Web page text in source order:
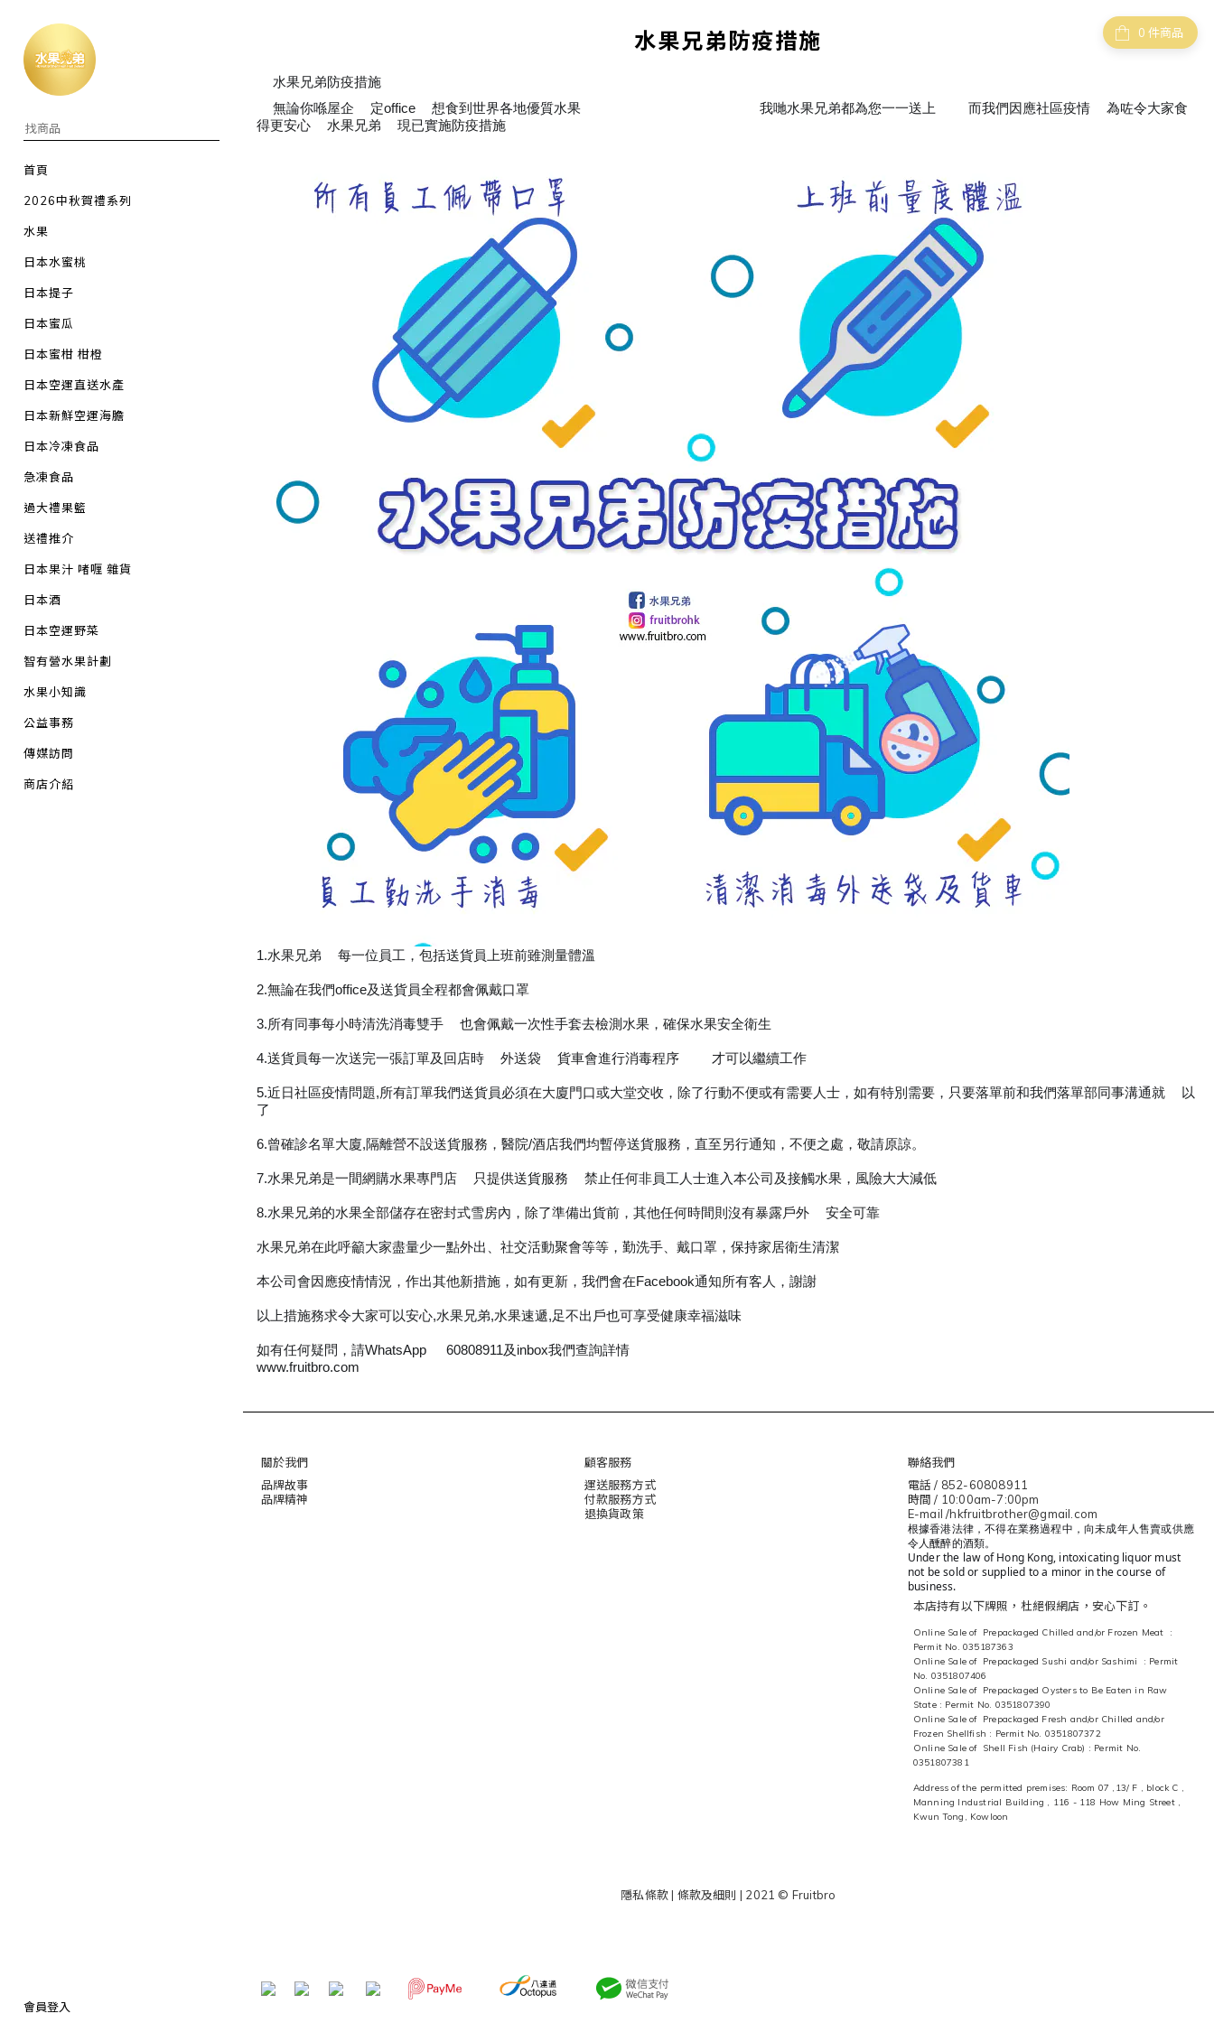
首頁
2026中秋賀禮系列
水果
日本水蜜桃
日本提子
日本蜜瓜
日本蜜柑 柑橙
日本空運直送水產
日本新鮮空運海膽
日本冷凍食品
急凍食品
過大禮果籃
送禮推介
日本果汁 啫喱 雜貨
日本酒
日本空運野菜
智有營水果計劃
水果小知識
公益事務
傳媒訪問
商店介紹
會員登入
件商品
水果兄弟防疫措施
水果兄弟防疫措施
💁🏻‍♀️無論你喺屋企 定office 想食到世界各地優質水果 我哋水果兄弟都為您一一送上 而我們因應社區疫情
為咗令大家食
得更安心
水果兄弟 現已實施防疫措施
1.水果兄弟 每一位員工，包括送貨員上班前雖測量體溫
2.無論在我們office及送貨員全程都會佩戴口罩
3.所有同事每小時清洗消毒雙手 也會佩戴一次性手套去檢測水果，確保水果安全衛生
4.送貨員每一次送完一張訂單及回店時 外送袋 貨車會進行消毒程序 才可以繼續工作
5.近日社區疫情問題,所有訂單我們送貨員必須在大廈門口或大堂交收，除了行動不便或有需要人士，如有特別需要，只要落單前和我們落單部同事溝通就
以
了
6.曾確診名單大廈,隔離營不設送貨服務，醫院/酒店我們均暫停送貨服務，直至另行通知，不便之處，敬請原諒。
7.水果兄弟是一間網購水果專門店 只提供送貨服務 禁止任何非員工人士進入本公司及接觸水果，風險大大減低
8.水果兄弟的水果全部儲存在密封式雪房內，除了準備出貨前，其他任何時間則沒有暴露戶外 安全可靠
水果兄弟在此呼籲大家盡量少一點外出、社交活動聚會等等，勤洗手、戴口罩，保持家居衛生清潔
本公司會因應疫情情況，作出其他新措施，如有更新，我們會在Facebook通知所有客人，謝謝
以上措施務求令大家可以安心,水果兄弟,水果速遞,足不出戶也可享受健康幸福滋味
如有任何疑問，請WhatsApp
60808911及inbox我們查詢詳情
www.fruitbro.com
關於我們
品牌故事
品牌精神
顧客服務
運送服務方式
付款服務方式
退換貨政策
聯絡我們
電話 / 852-60808911
時間 / 10:00am-7:00pm
E-mail /hkfruitbrother@gmail.com
根據香港法律，不得在業務過程中，向未成年人售賣或供應
令人醺醉的酒類。
Under the law of Hong Kong, intoxicating liquor must
not be sold or supplied to a minor in the course of
business.
本店持有以下牌照，杜絕假網店，安心下訂。
Online Sale of Prepackaged Chilled and/or Frozen Meat :
Permit No. 035187363
Online Sale of Prepackaged Sushi and/or Sashimi : Permit
No. 0351807406
Online Sale of Prepackaged Oysters to Be Eaten in Raw
State : Permit No. 0351807390
Online Sale of Prepackaged Fresh and/or Chilled and/or
Frozen Shellfish : Permit No. 0351807372
Online Sale of Shell Fish (Hairy Crab) : Permit No.
0351807381
Address of the permitted premises: Room 07 ,13/ F , block C ,
Manning Industrial Building , 116 - 118 How Ming Street ,
Kwun Tong, Kowloon
隱私條款 | 條款及細則 | 2021 © Fruitbro